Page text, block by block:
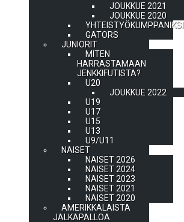
JOUKKUE 2021
JOUKKUE 2020
YHTEISTYÖKUMPPANIKSI
GATORS
JUNIORIT
MITEN
HARRASTAMAAN
JENKKIFUTISTA?
U20
JOUKKUE 2022
U19
U17
U15
U13
U9/U11
NAISET
NAISET 2026
NAISET 2024
NAISET 2023
NAISET 2021
NAISET 2020
AMERIKKALAISTA
JALKAPALLOA